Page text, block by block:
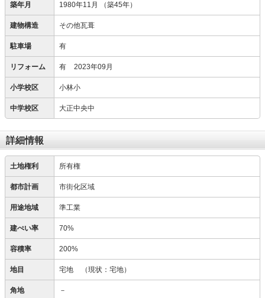
築年月 1980年11月 （築45年）
建物構造 その他瓦葺
駐車場 有
リフォーム 有 2023年09月
小学校区 小林小
中学校区 大正中央中
詳細情報
土地権利 所有権
都市計画 市街化区域
用途地域 準工業
建ぺい率 70%
容積率 200%
地目 宅地 （現状：宅地）
角地 －